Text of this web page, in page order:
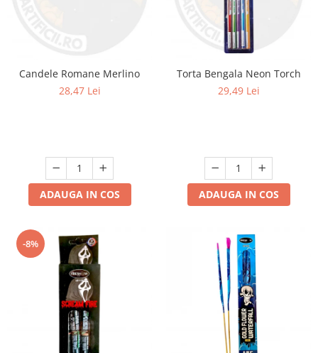
Candele Romane Merlino
28,47 Lei
ADAUGA IN COS
Torta Bengala Neon Torch
29,49 Lei
ADAUGA IN COS
-8%